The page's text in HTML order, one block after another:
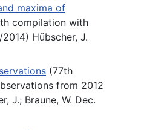
maxima of
compilation with
Hübscher, J.
(77th
from 2012
J.; Braune, W. Dec.